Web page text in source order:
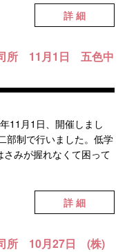
詳 細
司所 11月1日 五色中
11月1日、開催しまし
部制で行いました。低学
みが握れなくて困って
詳 細
司所 10月27日 (株)